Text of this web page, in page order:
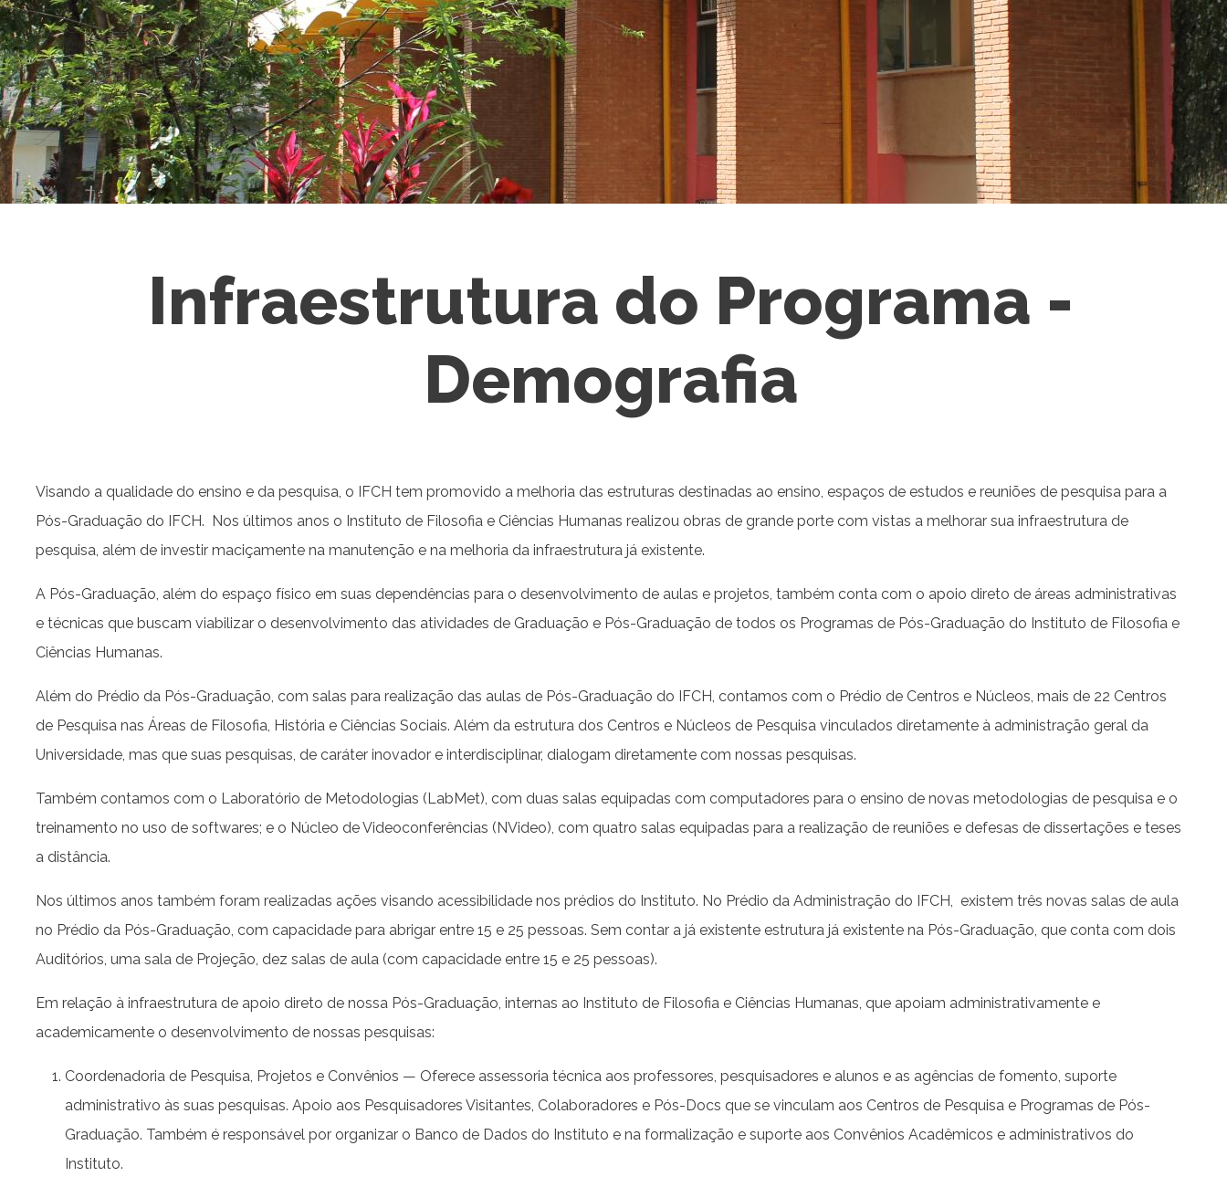
Infraestrutura do Programa -
Demografia
Visando a qualidade do ensino e da pesquisa, o IFCH tem promovido a melhoria das estruturas destinadas ao ensino, espaços de estudos e reuniões de pesquisa para a
Pós-Graduação do IFCH. Nos últimos anos o Instituto de Filosofia e Ciências Humanas realizou obras de grande porte com vistas a melhorar sua infraestrutura de
pesquisa, além de investir maciçamente na manutenção e na melhoria da infraestrutura já existente.
A Pós-Graduação, além do espaço físico em suas dependências para o desenvolvimento de aulas e projetos, também conta com o apoio direto de áreas administrativas
e técnicas que buscam viabilizar o desenvolvimento das atividades de Graduação e Pós-Graduação de todos os Programas de Pós-Graduação do Instituto de Filosofia e
Ciências Humanas.
Além do Prédio da Pós-Graduação, com salas para realização das aulas de Pós-Graduação do IFCH, contamos com o Prédio de Centros e Núcleos, mais de 22 Centros
de Pesquisa nas Áreas de Filosofia, História e Ciências Sociais. Além da estrutura dos Centros e Núcleos de Pesquisa vinculados diretamente à administração geral da
Universidade, mas que suas pesquisas, de caráter inovador e interdisciplinar, dialogam diretamente com nossas pesquisas.
Também contamos com o Laboratório de Metodologias (LabMet), com duas salas equipadas com computadores para o ensino de novas metodologias de pesquisa e o
treinamento no uso de softwares; e o Núcleo de Videoconferências (NVideo), com quatro salas equipadas para a realização de reuniões e defesas de dissertações e teses
a distância.
Nos últimos anos também foram realizadas ações visando acessibilidade nos prédios do Instituto. No Prédio da Administração do IFCH, existem três novas salas de aula
no Prédio da Pós-Graduação, com capacidade para abrigar entre 15 e 25 pessoas. Sem contar a já existente estrutura já existente na Pós-Graduação, que conta com dois
Auditórios, uma sala de Projeção, dez salas de aula (com capacidade entre 15 e 25 pessoas).
Em relação à infraestrutura de apoio direto de nossa Pós-Graduação, internas ao Instituto de Filosofia e Ciências Humanas, que apoiam administrativamente e
academicamente o desenvolvimento de nossas pesquisas:
Coordenadoria de Pesquisa, Projetos e Convênios — Oferece assessoria técnica aos professores, pesquisadores e alunos e as agências de fomento, suporte
administrativo às suas pesquisas. Apoio aos Pesquisadores Visitantes, Colaboradores e Pós-Docs que se vinculam aos Centros de Pesquisa e Programas de Pós-
Graduação. Também é responsável por organizar o Banco de Dados do Instituto e na formalização e suporte aos Convênios Acadêmicos e administrativos do
Instituto.